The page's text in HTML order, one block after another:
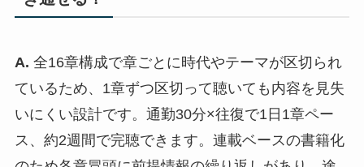
A. 全16章構成で章ごとに時代やテーマが区切られ
ているため、1章ずつ区切って聴いても内容を見失
いにくい設計です。通勤30分×往復で1日1章ペー
ス、約2週間で完聴できます。連載ベースの書籍化